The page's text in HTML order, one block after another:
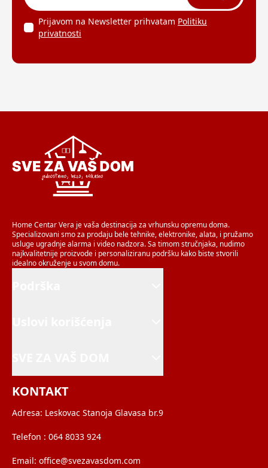
Prijavom na Newsletter prihvatam Politiku
privatnosti
Home Centar Vera je vaša destinacija za vrhunsku opremu doma.
Specializovani smo za prodaju bele tehnike, elektronike, alata, i pružamo
usluge ugradnje alarma i video nadzora. Sa timom stručnjaka, nudimo
najkvalitetnije proizvode i personaliziranu podršku kako biste stvorili
idealno okruženje u svom domu.
KONTAKT
Adresa: Leskovac Stanoja Glavasa br.9
Telefon : 064 8033 924
Email: office@svezavasdom.com